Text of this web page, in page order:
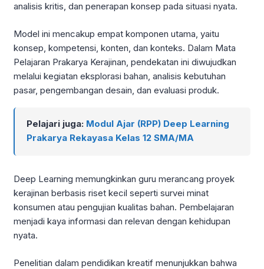
analisis kritis, dan penerapan konsep pada situasi nyata.
Model ini mencakup empat komponen utama, yaitu
konsep, kompetensi, konten, dan konteks. Dalam Mata
Pelajaran Prakarya Kerajinan, pendekatan ini diwujudkan
melalui kegiatan eksplorasi bahan, analisis kebutuhan
pasar, pengembangan desain, dan evaluasi produk.
Pelajari juga: Modul Ajar (RPP) Deep Learning
Prakarya Rekayasa Kelas 12 SMA/MA
Deep Learning memungkinkan guru merancang proyek
kerajinan berbasis riset kecil seperti survei minat
konsumen atau pengujian kualitas bahan. Pembelajaran
menjadi kaya informasi dan relevan dengan kehidupan
nyata.
Penelitian dalam pendidikan kreatif menunjukkan bahwa